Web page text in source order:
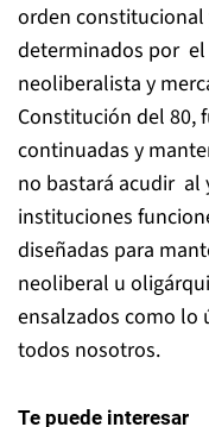
orden
determinados por
neoliberalista y
Constitución del
continuadas y
no bastará acudir al
instituciones
diseñadas para
neoliberal u
ensalzados como lo
todos nosotros.
Te puede interesar